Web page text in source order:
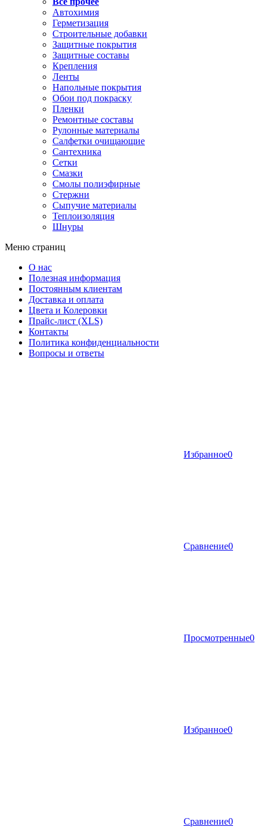
Автохимия
Герметизация
Строительные добавки
Защитные покрытия
Защитные составы
Крепления
Ленты
Напольные покрытия
Обои под покраску
Пленки
Ремонтные составы
Рулонные материалы
Салфетки очищающие
Сантехника
Сетки
Смазки
Смолы полиэфирные
Стержни
Сыпучие материалы
Теплоизоляция
Шнуры
Меню страниц
О нас
Полезная информация
Постоянным клиентам
Доставка и оплата
Цвета и Колеровки
Прайс-лист (XLS)
Контакты
Политика конфиденциальности
Вопросы и ответы
Избранное0
Сравнение0
Просмотренные0
Избранное0
Сравнение0